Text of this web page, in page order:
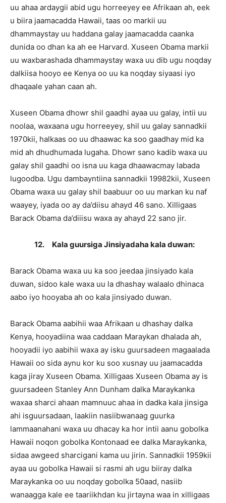
uu ahaa ardaygii abid ugu horreeyey ee Afrikaan ah, eek
u biira jaamacadda Hawaii, taas oo markii uu
dhammaystay uu haddana galay jaamacadda caanka
dunida oo dhan ka ah ee Harvard. Xuseen Obama markii
uu waxbarashada dhammaystay waxa uu dib ugu noqday
dalkiisa hooyo ee Kenya oo uu ka noqday siyaasi iyo
dhaqaale yahan caan ah.
Xuseen Obama dhowr shil gaadhi ayaa uu galay, intii uu
noolaa, waxaana ugu horreeyey, shil uu galay sannadkii
1970kii, halkaas oo uu dhaawac ka soo gaadhay mid ka
mid ah dhudhumada lugaha. Dhowr sano kadib waxa uu
galay shil gaadhi oo isna uu kaga dhaawacmay labada
lugoodba. Ugu dambayntiina sannadkii 19982kii, Xuseen
Obama waxa uu galay shil baabuur oo uu markan ku naf
waayey, iyada oo ay da’diisu ahayd 46 sano. Xilligaas
Barack Obama da’diiisu waxa ay ahayd 22 sano jir.
12. Kala guursiga Jinsiyadaha kala duwan:
Barack Obama waxa uu ka soo jeedaa jinsiyado kala
duwan, sidoo kale waxa uu la dhashay walaalo dhinaca
aabo iyo hooyaba ah oo kala jinsiyado duwan.
Barack Obama aabihii waa Afrikaan u dhashay dalka
Kenya, hooyadiina waa caddaan Maraykan dhalada ah,
hooyadii iyo aabihii waxa ay isku guursadeen magaalada
Hawaii oo sida aynu kor ku soo xusnay uu jaamacadda
kaga jiray Xuseen Obama. Xilligaas Xuseen Obama ay is
guursadeen Stanley Ann Dunham dalka Maraykanka
waxaa sharci ahaan mamnuuc ahaa in dadka kala jinsiga
ahi isguursadaan, laakiin nasiibwanaag guurka
lammaanahani waxa uu dhacay ka hor intii aanu gobolka
Hawaii noqon gobolka Kontonaad ee dalka Maraykanka,
sidaa awgeed sharcigani kama uu jirin. Sannadkii 1959kii
ayaa uu gobolka Hawaii si rasmi ah ugu biiray dalka
Maraykanka oo uu noqday gobolka 50aad, nasiib
wanaagga kale ee taariikhdan ku jirtayna waa in xilligaas